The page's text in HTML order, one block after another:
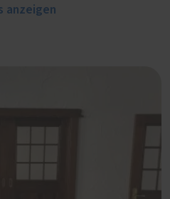
anzeigen